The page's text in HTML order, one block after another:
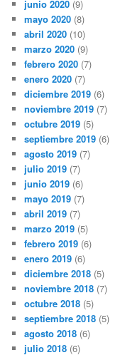
junio 2020 (9)
mayo 2020 (8)
abril 2020 (10)
marzo 2020 (9)
febrero 2020 (7)
enero 2020 (7)
diciembre 2019 (6)
noviembre 2019 (7)
octubre 2019 (5)
septiembre 2019 (6)
agosto 2019 (7)
julio 2019 (7)
junio 2019 (6)
mayo 2019 (7)
abril 2019 (7)
marzo 2019 (5)
febrero 2019 (6)
enero 2019 (6)
diciembre 2018 (5)
noviembre 2018 (7)
octubre 2018 (5)
septiembre 2018 (5)
agosto 2018 (6)
julio 2018 (6)